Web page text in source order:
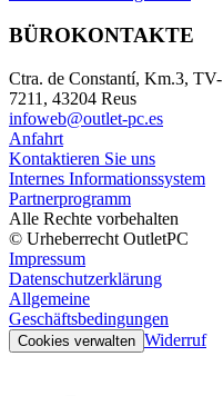
BÜROKONTAKTE
Ctra. de Constantí, Km.3, TV-
7211, 43204 Reus
infoweb@outlet-pc.es
Anfahrt
Kontaktieren Sie uns
Internes Informationssystem
Partnerprogramm
Alle Rechte vorbehalten
© Urheberrecht OutletPC
Impressum
Datenschutzerklärung
Allgemeine
Geschäftsbedingungen
Cookies verwalten Widerruf